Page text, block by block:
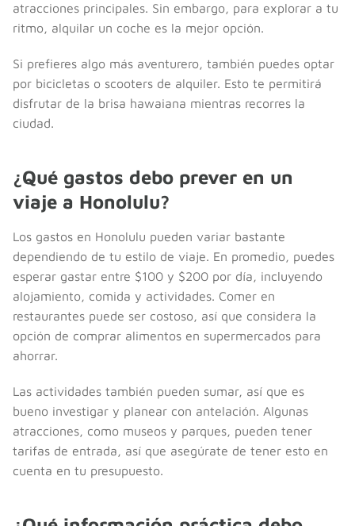
atracciones principales. Sin embargo, para explorar a tu
ritmo, alquilar un coche es la mejor opción.
Si prefieres algo más aventurero, también puedes optar
por bicicletas o scooters de alquiler. Esto te permitirá
disfrutar de la brisa hawaiana mientras recorres la
ciudad.
¿Qué gastos debo prever en un
viaje a Honolulu?
Los gastos en Honolulu pueden variar bastante
dependiendo de tu estilo de viaje. En promedio, puedes
esperar gastar entre $100 y $200 por día, incluyendo
alojamiento, comida y actividades. Comer en
restaurantes puede ser costoso, así que considera la
opción de comprar alimentos en supermercados para
ahorrar.
Las actividades también pueden sumar, así que es
bueno investigar y planear con antelación. Algunas
atracciones, como museos y parques, pueden tener
tarifas de entrada, así que asegúrate de tener esto en
cuenta en tu presupuesto.